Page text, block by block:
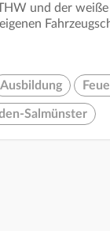
und der
Ausbildung
Salmünster